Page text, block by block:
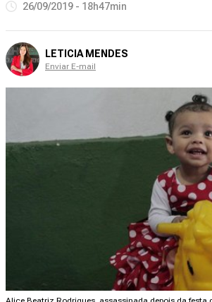
26/09/2019 - 18h47min
LETICIA MENDES
Enviar E-mail